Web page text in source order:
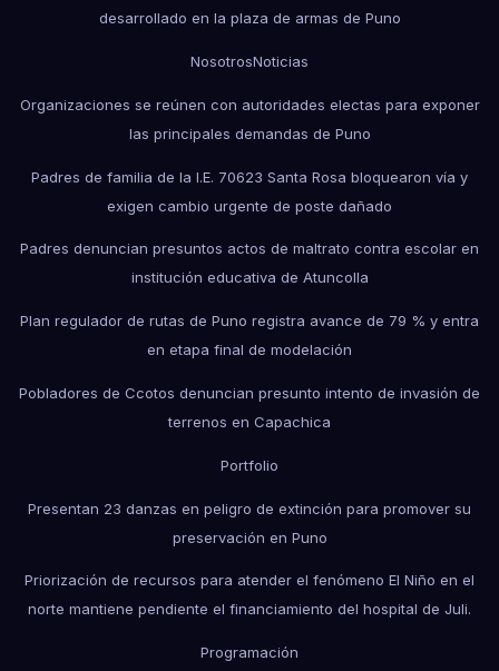
desarrollado en la plaza de armas de Puno
NosotrosNoticias
Organizaciones se reúnen con autoridades electas para exponer
las principales demandas de Puno
Padres de familia de la I.E. 70623 Santa Rosa bloquearon vía y
exigen cambio urgente de poste dañado
Padres denuncian presuntos actos de maltrato contra escolar en
institución educativa de Atuncolla
Plan regulador de rutas de Puno registra avance de 79 % y entra
en etapa final de modelación
Pobladores de Ccotos denuncian presunto intento de invasión de
terrenos en Capachica
Portfolio
Presentan 23 danzas en peligro de extinción para promover su
preservación en Puno
Priorización de recursos para atender el fenómeno El Niño en el
norte mantiene pendiente el financiamiento del hospital de Juli.
Programación